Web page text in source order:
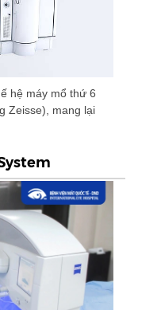
hệ máy mổ thứ 6
Zeisse), mang lại